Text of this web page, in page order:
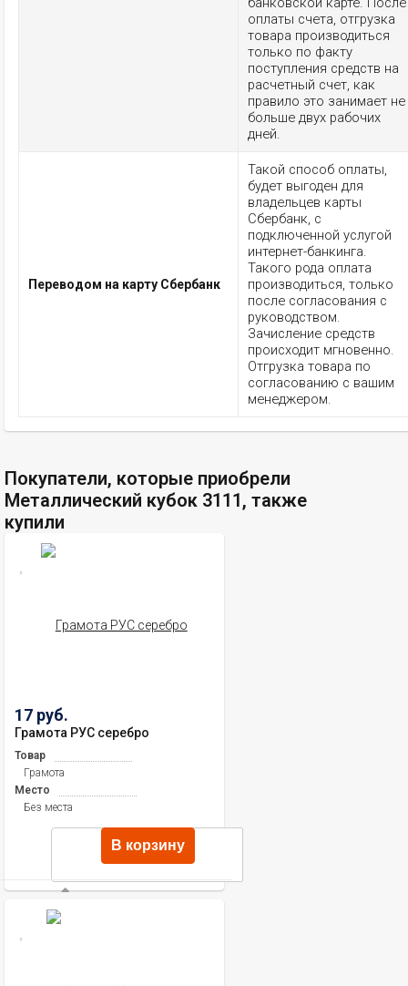
оплаты счета, отгрузка
товара производиться
только по факту
поступления средств на
расчетный счет, как
правило это занимает не
больше двух рабочих
дней.
Переводом на карту Сбербанк
Такой способ оплаты,
будет выгоден для
владельцев карты
Сбербанк, с
подключенной услугой
интернет-банкинга.
Такого рода оплата
производиться, только
после согласования с
руководством.
Зачисление средств
происходит мгновенно.
Отгрузка товара по
согласованию с вашим
менеджером.
Покупатели, которые приобрели
Металлический кубок 3111, также
купили
17 руб.
Грамота РУС серебро
Товар
Грамота
Место
Без места
В корзину